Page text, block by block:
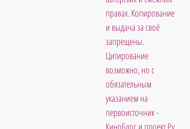
правах. Копирование
и выдача за своё
запрещены.
Цитирование
возможно, но с
обязательным
указанием на
первоисточник -